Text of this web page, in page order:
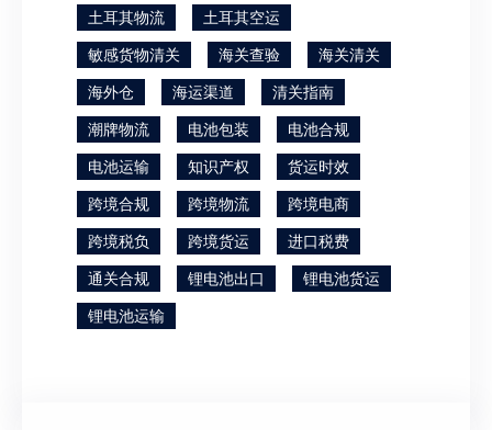
土耳其物流
土耳其空运
敏感货物清关
海关查验
海关清关
海外仓
海运渠道
清关指南
潮牌物流
电池包装
电池合规
电池运输
知识产权
货运时效
跨境合规
跨境物流
跨境电商
跨境税负
跨境货运
进口税费
通关合规
锂电池出口
锂电池货运
锂电池运输